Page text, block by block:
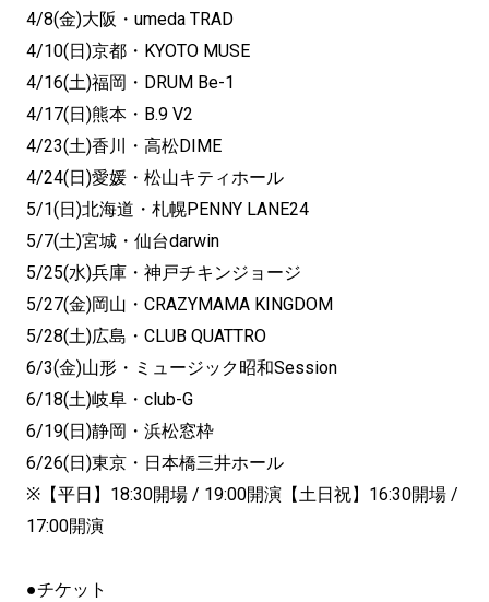
4/8(金)大阪・umeda TRAD
4/10(日)京都・KYOTO MUSE
4/16(土)福岡・DRUM Be-1
4/17(日)熊本・B.9 V2
4/23(土)香川・高松DIME
4/24(日)愛媛・松山キティホール
5/1(日)北海道・札幌PENNY LANE24
5/7(土)宮城・仙台darwin
5/25(水)兵庫・神戸チキンジョージ
5/27(金)岡山・CRAZYMAMA KINGDOM
5/28(土)広島・CLUB QUATTRO
6/3(金)山形・ミュージック昭和Session
6/18(土)岐阜・club-G
6/19(日)静岡・浜松窓枠
6/26(日)東京・日本橋三井ホール
※【平日】18:30開場 / 19:00開演【土日祝】16:30開場 /
17:00開演
●チケット